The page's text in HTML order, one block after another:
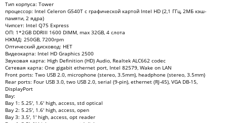
Тип корпуса: Tower
процессор: Intel Celeron G540T с графической картой Intel HD (2,1 ГГц, 2МБ кэш-
памяти, 2 ядра)
Чипсет: Intel Q75 Express
ОП: 1*2GB DDRIII 1600 DIMM, max 32GB, 4 слота
НЖМД: 250GB, 7200rpm
Оптический дисковод: НЕТ
Видеокарта: Intel HD Graphics 2500
Звуковая карта: High Definition (HD) Audio, Realtek ALC662 codec
Сетевая карта: One gigabit ethernet port, Intel 82579, Wake on LAN
Front ports: Two USB 2.0, microphone (stereo, 3.5mm), headphone (stereo, 3.5mm)
Rear ports: Four USB 3.0, two USB 2.0, serial (9-pin), ethernet (RJ-45), VGA DB-15,
DisplayPort
Bay:
Bay 1: 5.25', 1.6' high, access, std optical
Bay 2: 5.25', 1.6' high, access, open
Bay 3: 3.5', 1' high, access, opt reader